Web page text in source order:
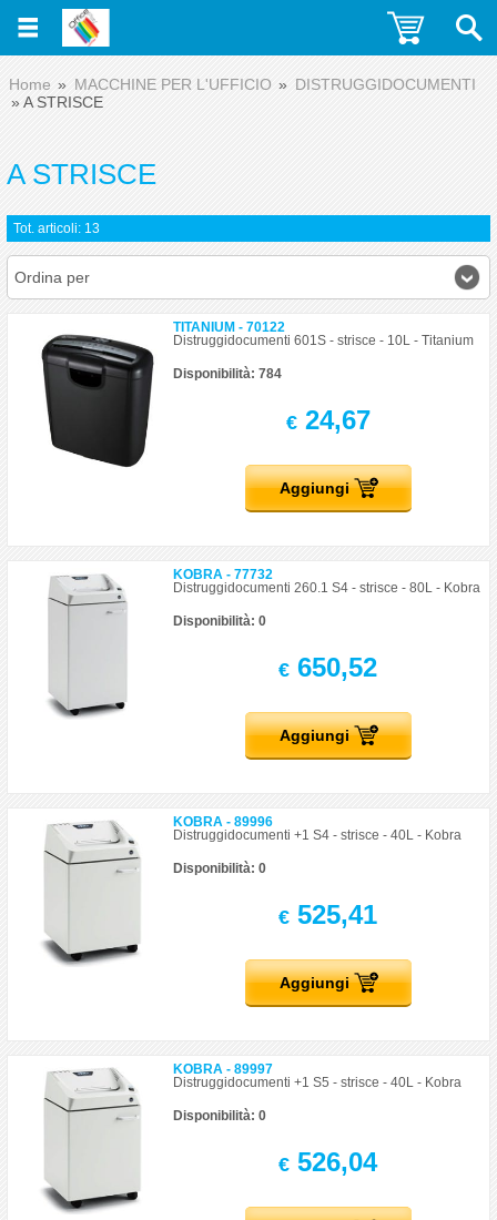
Home MACCHINE PER L'UFFICIO
DISTRUGGIDOCUMENTI
A STRISCE
A STRISCE
Tot. articoli: 13
Ordina per
TITANIUM - 70122
Distruggidocumenti 601S - strisce - 10L - Titanium
Disponibilità: 784
€24,67
Aggiungi
KOBRA - 77732
Distruggidocumenti 260.1 S4 - strisce - 80L - Kobra
Disponibilità: 0
€ 650,52
Aggiungi
KOBRA - 89996
Distruggidocumenti +1 S4 - strisce - 40L - Kobra
Disponibilità: 0
€ 525,41
Aggiungi
KOBRA - 89997
Distruggidocumenti +1 S5 - strisce - 40L - Kobra
Disponibilità: 0
€ 526,04